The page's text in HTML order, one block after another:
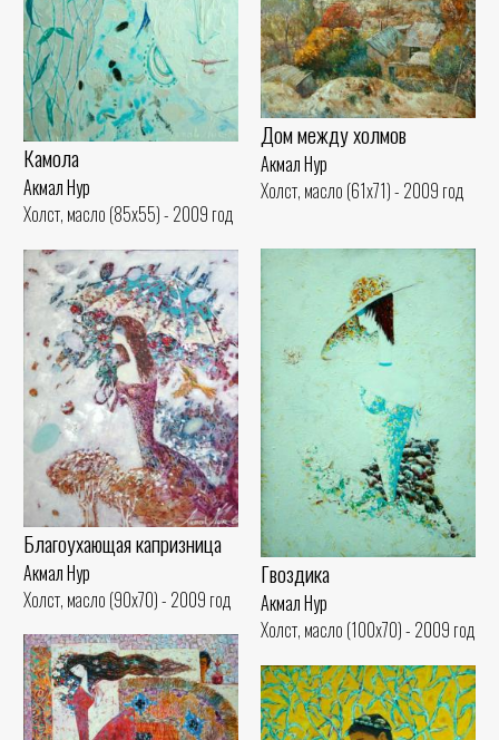
Камола
Акмал Нур
Холст, масло (85x55) - 2009 год
Дом между холмов
Акмал Нур
Холст, масло (61x71) - 2009 год
Гвоздика
Акмал Нур
Холст, масло (100x70) - 2009 год
Благоухающая капризница
Акмал Нур
Холст, масло (90x70) - 2009 год